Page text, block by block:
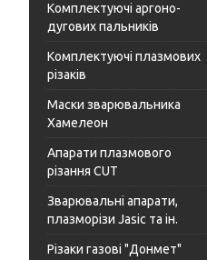
Комплектуючі аргоно-
дугових пальників
Комплектуючі плазмових
різаків
Маски зварювальника
Хамелеон
Апарати плазмового
різання CUT
Зварювальні апарати,
плазморізи Jasic та ін.
Різаки газові "Донмет"